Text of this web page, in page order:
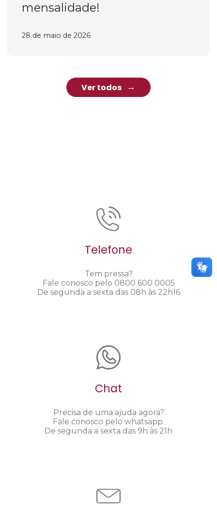
mensalidade!
28 de maio de 2026
Ver todos
Telefone
Tem pressa?
Fale conosco pelo 0800 600 0005
De segunda a sexta das 08h às 22h16
Chat
Precisa de uma ajuda agora?
Fale conosco pelo whatsapp.
De segunda a sexta das 9h às 21h